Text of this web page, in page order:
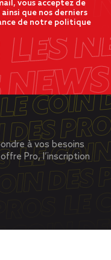
vous acceptez de
que nos derniers
de notre politique
à vos besoins
Pro, l’inscription